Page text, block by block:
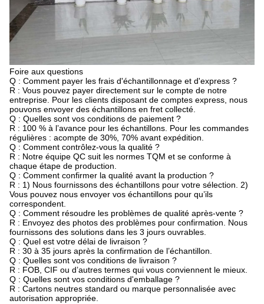
Foire aux questions
Q : Comment payer les frais d'échantillonnage et d'express ?
R : Vous pouvez payer directement sur le compte de notre
entreprise. Pour les clients disposant de comptes express, nous
pouvons envoyer des échantillons en fret collecté.
Q : Quelles sont vos conditions de paiement ?
R : 100 % à l’avance pour les échantillons. Pour les commandes
régulières : acompte de 30%, 70% avant expédition.
Q : Comment contrôlez-vous la qualité ?
R : Notre équipe QC suit les normes TQM et se conforme à
chaque étape de production.
Q : Comment confirmer la qualité avant la production ?
R : 1) Nous fournissons des échantillons pour votre sélection. 2)
Vous pouvez nous envoyer vos échantillons pour qu’ils
correspondent.
Q : Comment résoudre les problèmes de qualité après-vente ?
R : Envoyez des photos des problèmes pour confirmation. Nous
fournissons des solutions dans les 3 jours ouvrables.
Q : Quel est votre délai de livraison ?
R : 30 à 35 jours après la confirmation de l’échantillon.
Q : Quelles sont vos conditions de livraison ?
R : FOB, CIF ou d’autres termes qui vous conviennent le mieux.
Q : Quelles sont vos conditions d'emballage ?
R : Cartons neutres standard ou marque personnalisée avec
autorisation appropriée.